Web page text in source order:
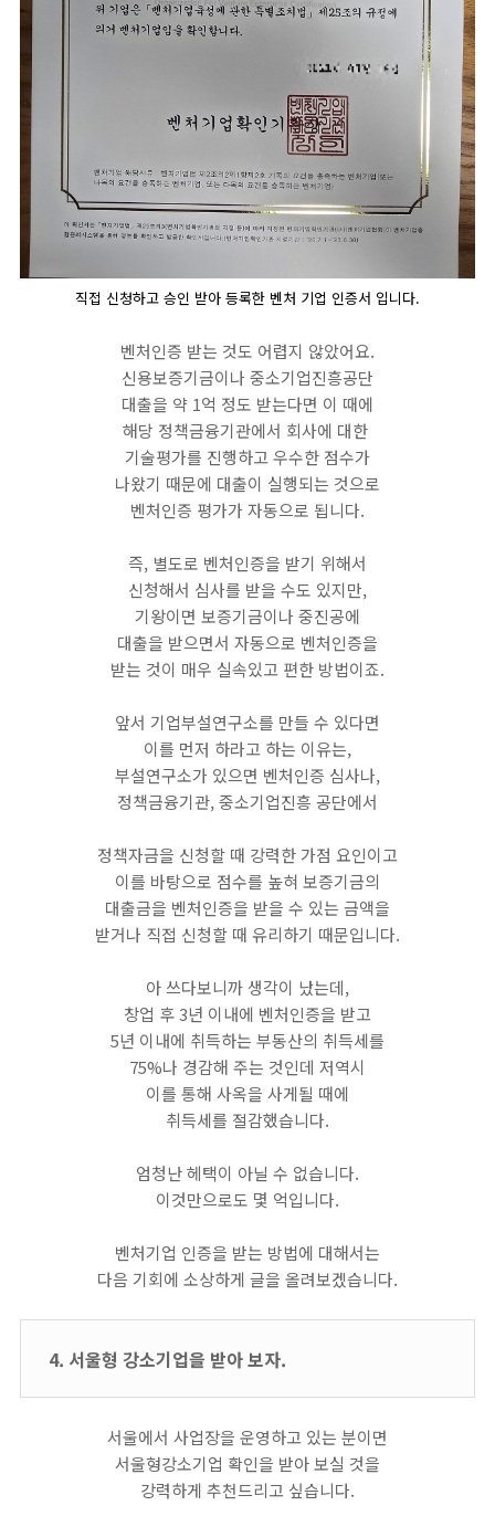
직접 신청하고 승인 받아 등록한 벤처 기업 인증서 입니다.
벤처인증 받는 것도 어렵지 않았어요.
신용보증기금이나 중소기업진흥공단
대출을 약 1억 정도 받는다면 이 때에
해당 정책금융기관에서 회사에 대한
기술평가를 진행하고 우수한 점수가
나왔기 때문에 대출이 실행되는 것으로
벤처인증 평가가 자동으로 됩니다.
​즉, 별도로 벤처인증을 받기 위해서
신청해서 심사를 받을 수도 있지만,
기왕이면 보증기금이나 중진공에
대출을 받으면서 자동으로 벤처인증을
받는 것이 매우 실속있고 편한 방법이죠.
앞서 기업부설연구소를 만들 수 있다면
이를 먼저 하라고 하는 이유는,
부설연구소가 있으면 벤처인증 심사나,
정책금융기관, 중소기업진흥 공단에서
정책자금을 신청할 때 강력한 가점 요인이고
이를 바탕으로 점수를 높혀 보증기금의
대출금을 벤처인증을 받을 수 있는 금액을
받거나 직접 신청할 때 유리하기 때문입니다.
​아 쓰다보니까 생각이 났는데,
창업 후 3년 이내에 벤처인증을 받고
5년 이내에 취득하는 부동산의 취득세를
75%나 경감해 주는 것인데 저역시
이를 통해 사옥을 사게될 때에
취득세를 절감했습니다.
엄청난 헤택이 아닐 수 없습니다.
이것만으로도 몇 억입니다.
​벤처기업 인증을 받는 방법에 대해서는
다음 기회에 소상하게 글을 올려보겠습니다.
4. 서울형 강소기업을 받아 보자.
서울에서 사업장을 운영하고 있는 분이면
서울형강소기업 확인을 받아 보실 것을
강력하게 추천드리고 싶습니다.